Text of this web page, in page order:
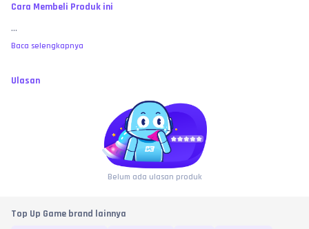
Cara Membeli Produk ini
...
Baca selengkapnya
Ulasan
Belum ada ulasan produk
Top Up Game brand lainnya